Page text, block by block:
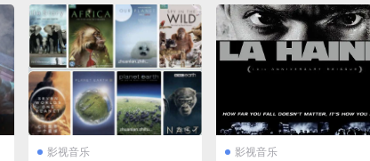
影视音乐 影视音乐